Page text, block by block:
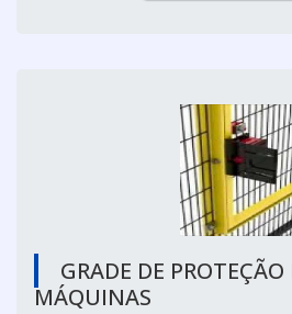
GRADE DE PROTEÇÃO
MÁQUINAS